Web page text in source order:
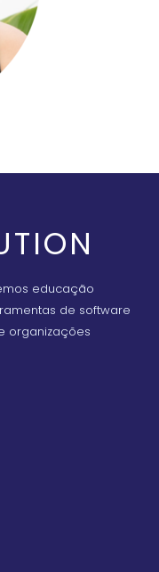
educação
de software
organizações